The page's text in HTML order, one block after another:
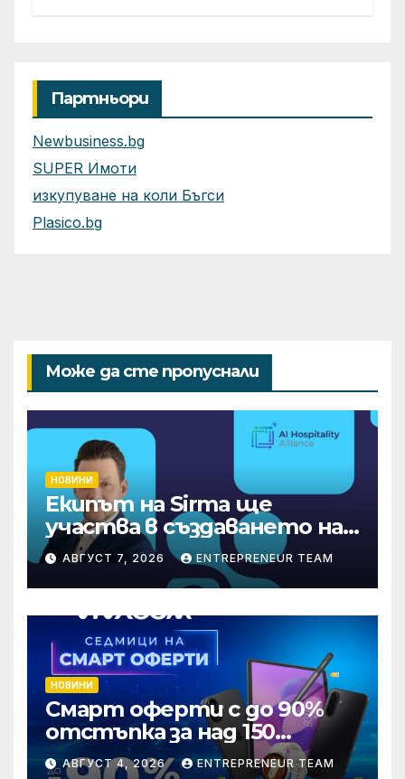
Партньори
Newbusiness.bg
SUPER Имоти
изкупуване на коли Бъгси
Plasico.bg
Може да сте пропуснали
НОВИНИ
Екипът на Sirma ще
участва в създаването на
международните
стандарти за навлизане на
изкуствен интелект в
хотелиерството
АВГУСТ 7, 2026 ENTREPRENEUR TEAM
НОВИНИ
Смарт оферти с до 90%
отстъпка за над 150
устройства от Vivacom
АВГУСТ 4, 2026 ENTREPRENEUR TEAM